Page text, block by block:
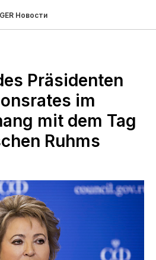
GER Новости
Präsidenten
im
mit dem Tag
Ruhms